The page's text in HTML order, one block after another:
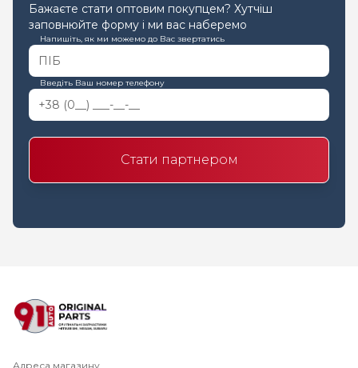
Бажаєте стати оптовим покупцем? Хутчіш
заповнюйте форму і ми вас наберемо
Напишіть, як ми можемо до Вас звертатись
Введіть Ваш номер телефону
Стати партнером
Адреса магазину